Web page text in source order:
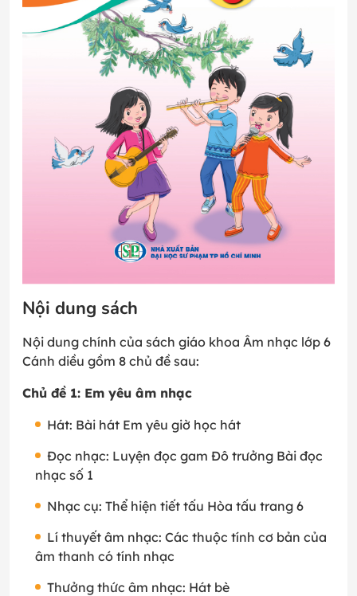
Nội dung sách
Nội dung chính của sách giáo khoa Âm nhạc lớp 6
Cánh diều gồm 8 chủ đề sau:
Chủ đề 1: Em yêu âm nhạc
Hát: Bài hát Em yêu giờ học hát
Đọc nhạc: Luyện đọc gam Đô trưởng Bài đọc
nhạc số 1
Nhạc cụ: Thể hiện tiết tấu Hòa tấu trang 6
Lí thuyết âm nhạc: Các thuộc tính cơ bản của
âm thanh có tính nhạc
Thưởng thức âm nhạc: Hát bè